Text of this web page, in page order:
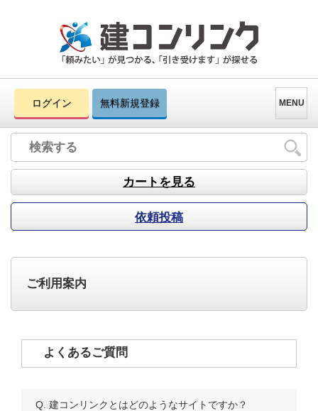
ログイン 無料新規登録 MENU
カートを見る
依頼投稿
ご利用案内
よくあるご質問
Q. 建コンリンクとはどのようなサイトですか？